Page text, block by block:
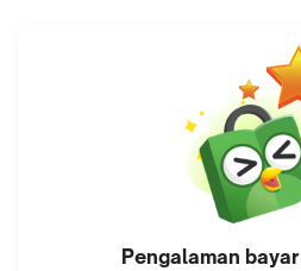
Pengalaman bayar